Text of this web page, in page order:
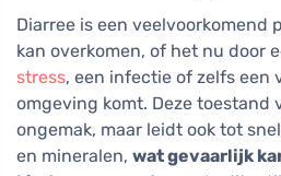
Diarree is een veelvoorkomend
kan overkomen, of het nu door
stress, een infectie of zelfs een
omgeving komt. Deze toestand
ongemak, maar leidt ook tot
en mineralen, wat gevaarlijk